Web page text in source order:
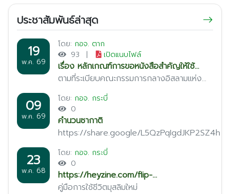
ตลอดจนการส่งเสริมคุณธรรม จริยธรรม และการสร้างความ
สามัคคีในชุมชน นอกจากนี้ ที่ประชุมได้ร่วมกันแลกเปลี่ยนความ
คิดเห็นเกี่ยวกับการดูแลและพัฒนาเยาวชน การป้องกันปัญหา
สังคม การส่งเสริมบทบาทของมัสยิดในการเป็นศูนย์กลางของ
ชุมชน รวมถึงการประสานความร่วมมือระหว่างผู้นำศาสนา ผู้นำ
ชุมชน และหน่วยงานที่เกี่ยวข้อง เพื่อให้การดำเนินงานด้าน
ศาสนาและการพัฒนาชุมชนเป็นไปอย่างมีประสิทธิภาพ ทั้งนี้ผู้เข้า
ร่วมประชุมได้ร่วมกันขับเคลื่อนแนวทางการดำเนินงานเพื่อสร้าง
ความเข้มแข็งให้แก่มัสยิดและชุมชน ส่งเสริมความรัก ความ
สามัคคี และการอยู่ร่วมกันอย่างสันติสุขในสังคมต่อไป
ประชาสัมพันธ์ล่าสุด
19
พ.ค. 69
โดย: กอจ. ตาก
93
| เปิดแนบไฟล์
เรื่อง หลักเกณฑ์การขอหนังสือสำคัญให้ใช้
เครื่องหมายรับรองฮาลาล
ตามที่ระเบียบคณะกรรมการกลางอิสลามแห่ง
ประเทศไทย ว่าด้วยการบริหารกิจการฮาลาล
พ.ศ. 2568 หมวด 7 หนังสือรับรองฮาลาล ข้อ
38 วรรคสอง ได้ก าหนดเรื่องระยะเวลา
อนุญาตให้ใช้หนังสือส าคัญให้ใช้ เครื่องหมาย
รับรองฮาลาล จากเดิมมีก าหนดอายุ 1 ปี เป็น
ระยะเวลา 2 ปี หรือ 3 ป
09
พ.ค. 69
โดย: กอจ. กระบี่
0
คำนวนซากาติ
https://share.google/L5QzPqIgdJKP2SZ4h
23
พ.ค. 68
โดย: กอจ. กระบี่
0
https://heyzine.com/flip-
book/8715d94957.html
คู่มือการใช้ชีวิตมุสลิมใหม่